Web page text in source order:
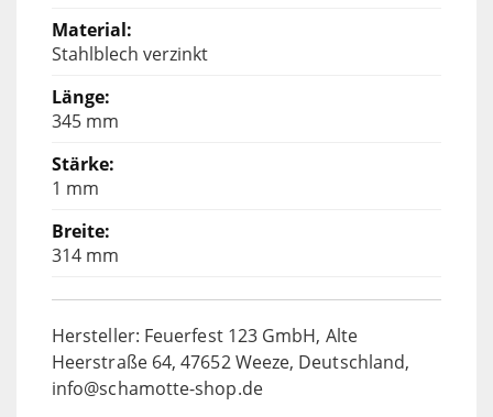
Stahlblech verzinkt
345 mm
1 mm
314 mm
Hersteller: Feuerfest 123 GmbH, Alte
Heerstraße 64, 47652 Weeze, Deutschland,
info@schamotte-shop.de